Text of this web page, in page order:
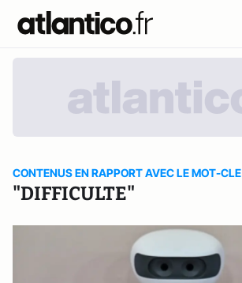
CONTENUS EN RAPPORT AVEC LE MOT-CLE
"DIFFICULTE"